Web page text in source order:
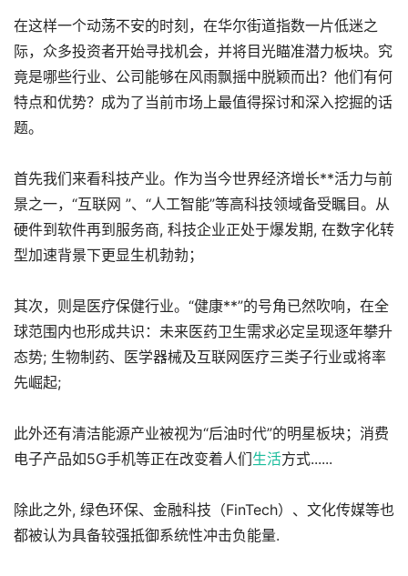
在这样一个动荡不安的时刻，在华尔街道指数一片低迷之
际，众多投资者开始寻找机会，并将目光瞄准潜力板块。究
竟是哪些行业、公司能够在风雨飘摇中脱颖而出？他们有何
特点和优势？成为了当前市场上最值得探讨和深入挖掘的话
题。
首先我们来看科技产业。作为当今世界经济增长**活力与前
景之一，“互联网 ”、“人工智能”等高科技领域备受瞩目。从
硬件到软件再到服务商, 科技企业正处于爆发期, 在数字化转
型加速背景下更显生机勃勃；
其次，则是医疗保健行业。“健康**”的号角已然吹响，在全
球范围内也形成共识：未来医药卫生需求必定呈现逐年攀升
态势; 生物制药、医学器械及互联网医疗三类子行业或将率
先崛起;
此外还有清洁能源产业被视为“后油时代”的明星板块；消费
电子产品如5G手机等正在改变着人们生活方式......
除此之外, 绿色环保、金融科技（FinTech）、文化传媒等也
都被认为具备较强抵御系统性冲击负能量.